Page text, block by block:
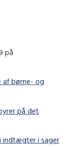
på
af børne- og
på det
indtægter i sager